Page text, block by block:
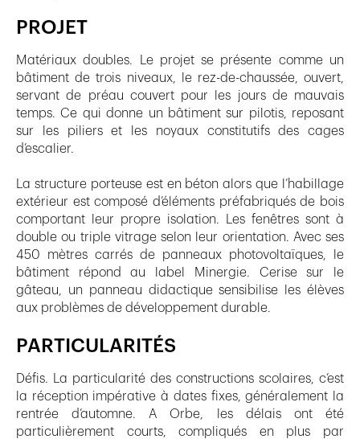
PROJET
Matériaux doubles. Le projet se présente comme un
bâtiment de trois niveaux, le rez-de-chaussée, ouvert,
servant de préau couvert pour les jours de mauvais
temps. Ce qui donne un bâtiment sur pilotis, reposant
sur les piliers et les noyaux constitutifs des cages
d’escalier.
La structure porteuse est en béton alors que l’habillage
extérieur est composé d’éléments préfabriqués de bois
comportant leur propre isolation. Les fenêtres sont à
double ou triple vitrage selon leur orientation. Avec ses
450 mètres carrés de panneaux photovoltaïques, le
bâtiment répond au label Minergie. Cerise sur le
gâteau, un panneau didactique sensibilise les élèves
aux problèmes de développement durable.
PARTICULARITÉS
Défis. La particularité des constructions scolaires, c’est
la réception impérative à dates fixes, généralement la
rentrée d’automne. A Orbe, les délais ont été
particulièrement courts, compliqués en plus par